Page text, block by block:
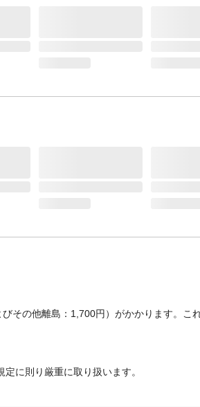
その他離島：1,700円）がかかります。こ
に則り厳重に取り扱います。